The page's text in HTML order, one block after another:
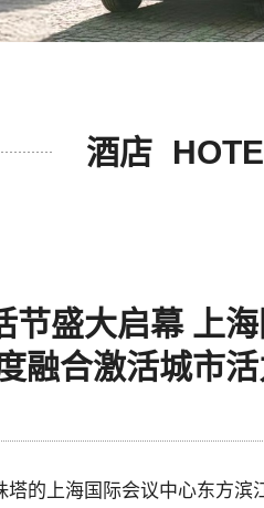
酒店
节盛大启幕 上
融合激活城市
的上海国际会议中心东方滨